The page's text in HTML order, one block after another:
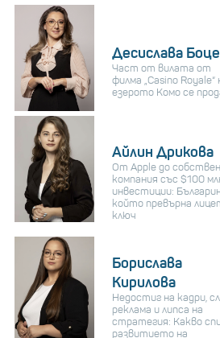
Десислава
Част от вилата от
филма „Casino Royale“
езерото Комо се
Айлин Дрикова
От Apple до
компания със $100
инвестиции:
който превърна
ключ
Борислава
Кирилова
Недостиг на кадри,
реклама и липса на
стратегия: Какво
развитието на